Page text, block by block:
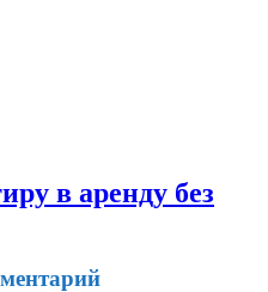
в аренду без